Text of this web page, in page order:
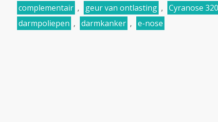
complementair , geur van ontlasting , Cyranose
darmpoliepen , darmkanker , e-nose